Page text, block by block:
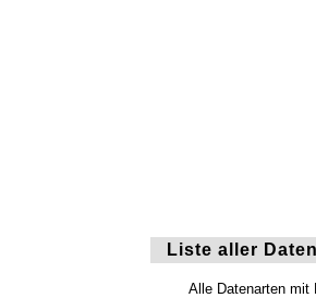
Liste aller
Alle Datenarten mit